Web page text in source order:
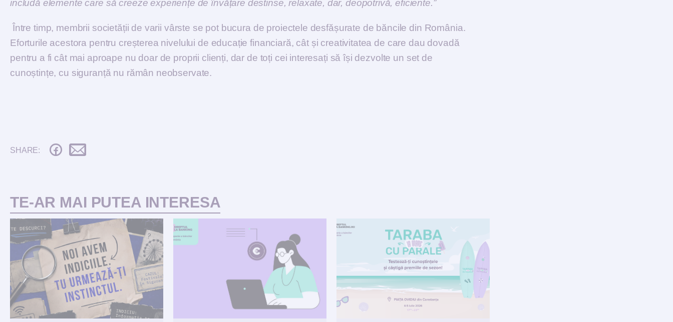
includă elemente care să creeze experiențe de învățare destinse, relaxate, dar, deopotrivă, eficiente.”
Între timp, membrii societății de varii vârste se pot bucura de proiectele desfășurate de băncile din România.
Eforturile acestora pentru creșterea nivelului de educație financiară, cât și creativitatea de care dau dovadă
pentru a fi cât mai aproape nu doar de proprii clienți, dar de toți cei interesați să își dezvolte un set de
cunoștințe, cu siguranță nu rămân neobservate.
SHARE:
TE-AR MAI PUTEA INTERESA